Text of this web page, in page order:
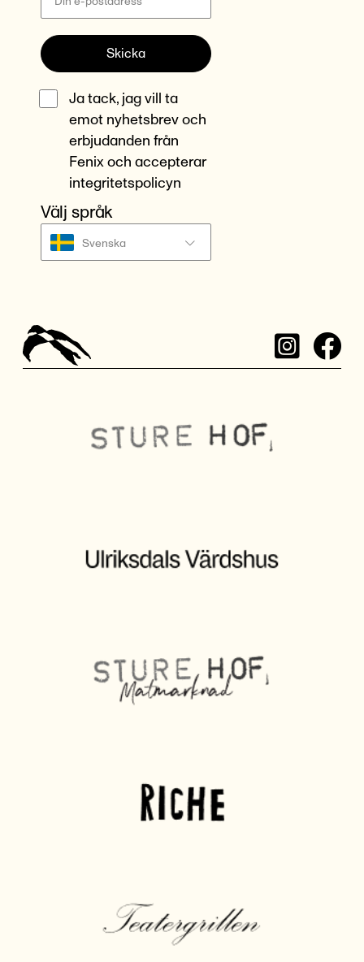
Skicka
Ja tack, jag vill ta
emot nyhetsbrev och
erbjudanden från
Fenix och accepterar
integritetspolicyn
Välj språk
Svenska